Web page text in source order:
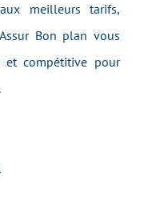
meilleurs tarifs,
Bon plan vous
et compétitive pour
.